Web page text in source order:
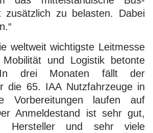
zusätzlich zu belasten. Dabei
weltweit wichtigste Leitmesse
und Logistik betonte
drei Monaten fällt der
die 65. IAA Nutzfahrzeuge in
Vorbereitungen laufen auf
Anmeldestand ist sehr gut,
Hersteller und sehr viele